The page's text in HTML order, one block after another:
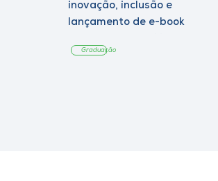
inovação, inclusão e
lançamento de e-book
Graduação